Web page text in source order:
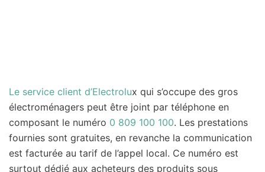
Le service client d’Electrolux qui s’occupe des gros
électroménagers peut être joint par téléphone en
composant le numéro 0 809 100 100. Les prestations
fournies sont gratuites, en revanche la communication
est facturée au tarif de l’appel local. Ce numéro est
surtout dédié aux acheteurs des produits sous